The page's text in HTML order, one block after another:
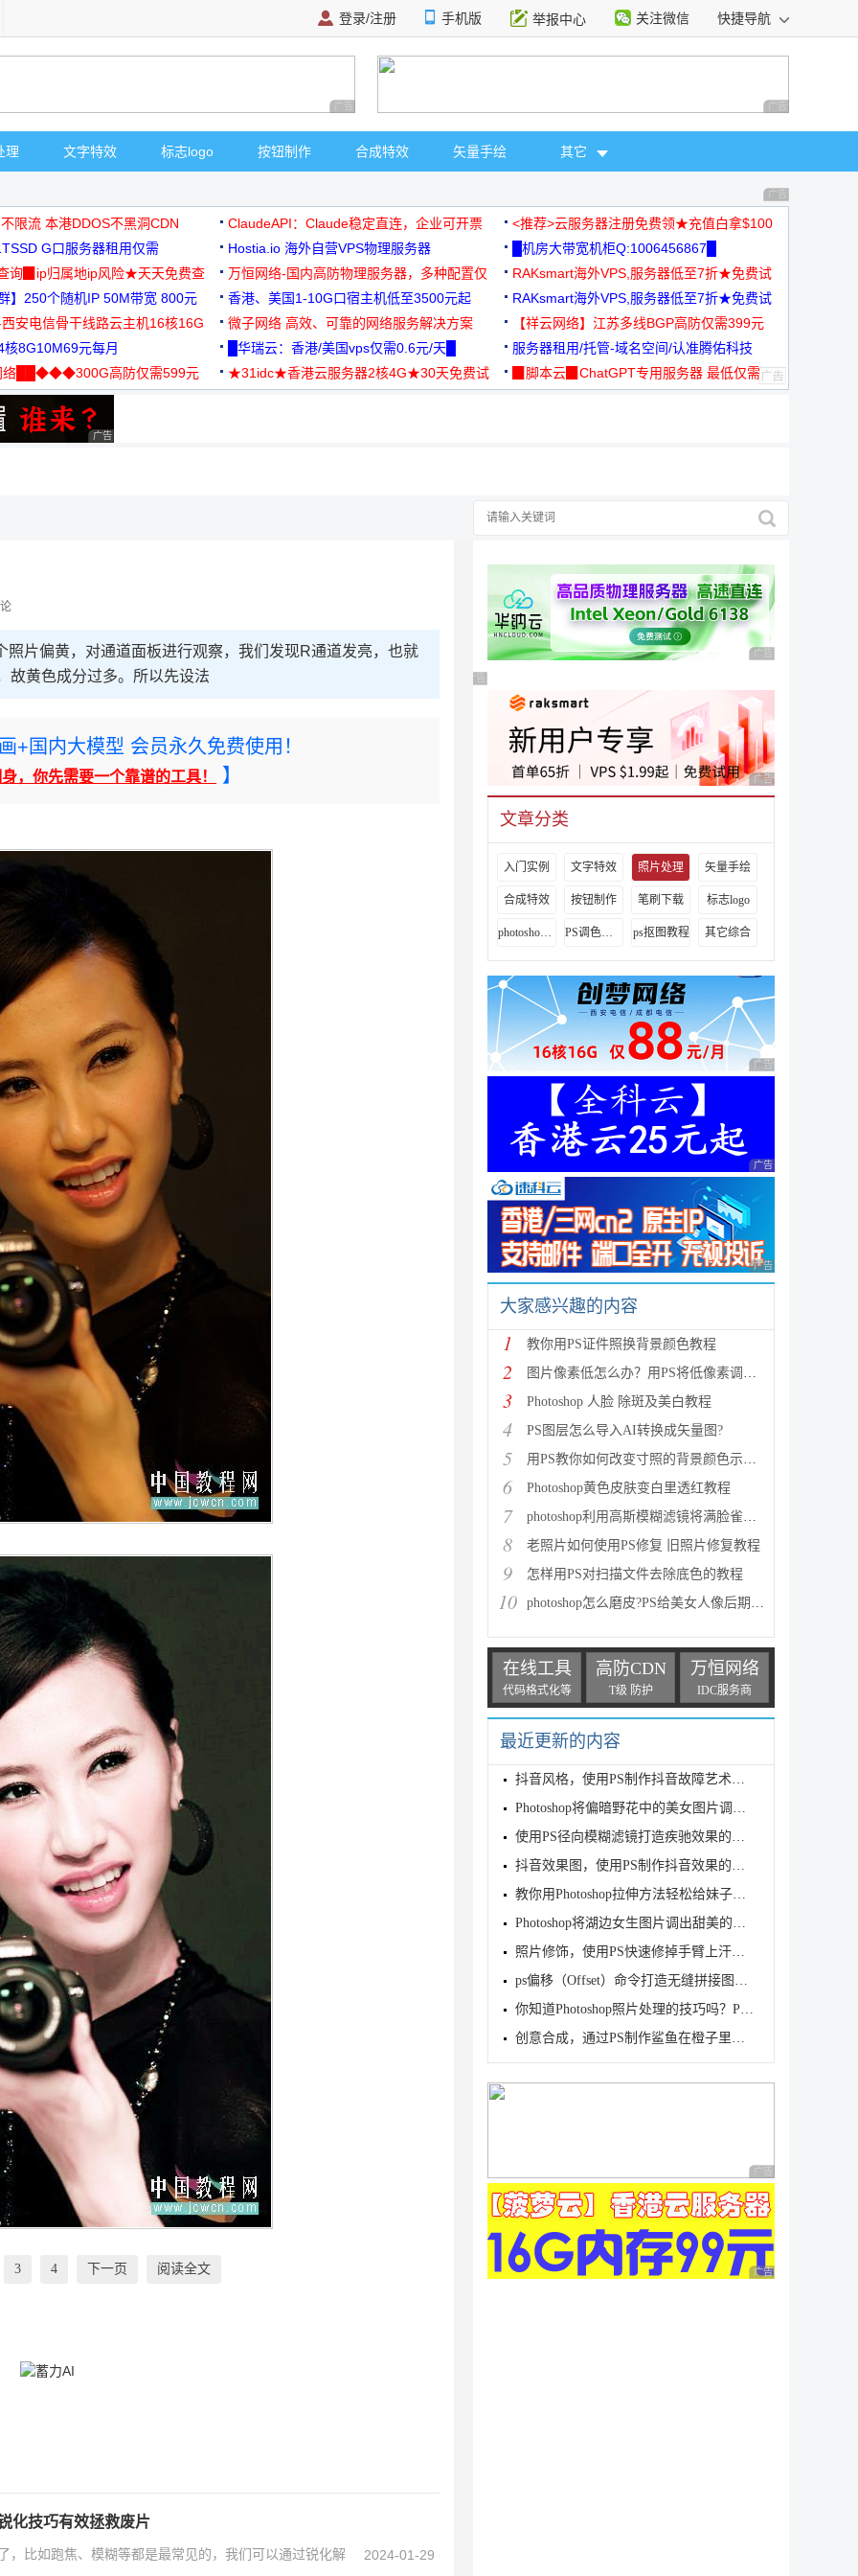
登录/注册 手机版 举报中心 关注微信 快捷导航
广告 商业广告，理性选择 广告 商业广告，理
理 文字特效 标志logo 按钮制作 合成特效 矢量手绘 其它
广告 商业广告，理
限流 本港DDOS不黑洞CDN ClaudeAPI：Claude稳定直连，企业可开票
<推荐>云服务器注册免费领★充值白拿$100
G口服务器租用仅需
费测试
Hostia.io 海外自营VPS物理服务器
█机房大带宽机柜Q:1006456867█
询▉ip归属地ip风险★天天免费查
万恒网络-国内高防物理服务器，多种配置仅
99元/月起
RAKsmart海外VPS,服务器低至7折★免费试
用★
】250个随机IP 50M带宽 800元 香港、美国1-10G口宿主机低至3500元起
RAKsmart海外VPS,服务器低至7折★免费试
用★
安电信骨干线路云主机16核16G 微子网络 高效、可靠的网络服务解决方案
【祥云网络】江苏多线BGP高防仅需399元
核8G10M69元每月
█华瑞云：香港/美国vps仅需0.6元/天█
服务器租用/托管-域名空间/认准腾佑科技
络██◆◆◆300G高防仅需599元
★31idc★香港云服务器2核4G★30天免费试
▉脚本云▉ChatGPT专用服务器 最低仅需
广告 商业广告，理性选择
，对通道面板进行观察，我们发现R通道发亮，也就
故黄色成分过多。所以先设法
+国内大模型 会员永久免费使用！
，你先需要一个靠谱的工具！ 】
3 4 下一页 阅读全文
化技巧有效拯救废片
，比如跑焦、模糊等都是最常见的，我们可以通过锐化解 2024-01-29
广告 商业广告，理性
广告 商业广告，理性选择
广告 商业广告，理性
文章分类
入门实例 文字特效 照片处理 矢量手绘
合成特效 按钮制作 笔刷下载 标志logo
photoshop视频教程 PS调色教程 ps抠图教程 其它综合
广告 商业广告，理性
广告 商业广告，理性
广告 商业广告，理性
大家感兴趣的内容
1 教你用PS证件照换背景颜色教程
2 图片像素低怎么办？用PS将低像素调整成高像素教程介绍
3 Photoshop 人脸 除斑及美白教程
4 PS图层怎么导入AI转换成矢量图?
5 用PS教你如何改变寸照的背景颜色示例教程
6 Photoshop黄色皮肤变白里透红教程
7 photoshop利用高斯模糊滤镜将满脸雀斑人物光滑磨皮教
8 老照片如何使用PS修复 旧照片修复教程
9 怎样用PS对扫描文件去除底色的教程
10 photoshop怎么磨皮?PS给美女人像后期精修磨皮详细教程
在线工具
代码格式化等
高防CDN
T级 防护
万恒网络
IDC服务商
最近更新的内容
抖音风格，使用PS制作抖音故障艺术风格图片效果
Photoshop将偏暗野花中的美女图片调制出纯美的淡黄色
使用PS径向模糊滤镜打造疾驰效果的动车照片
抖音效果图，使用PS制作抖音效果的篮球飞人图片设计
教你用Photoshop拉伸方法轻松给妹子修出大长腿
Photoshop将湖边女生图片调出甜美的日系粉色调
照片修饰，使用PS快速修掉手臂上汗毛的照片美化教程
ps偏移（Offset）命令打造无缝拼接图案效果
你知道Photoshop照片处理的技巧吗？PS图片处理技巧分
创意合成，通过PS制作鲨鱼在橙子里游泳的创意画面
广告 商业广告，理性
广告 商业广告，理性